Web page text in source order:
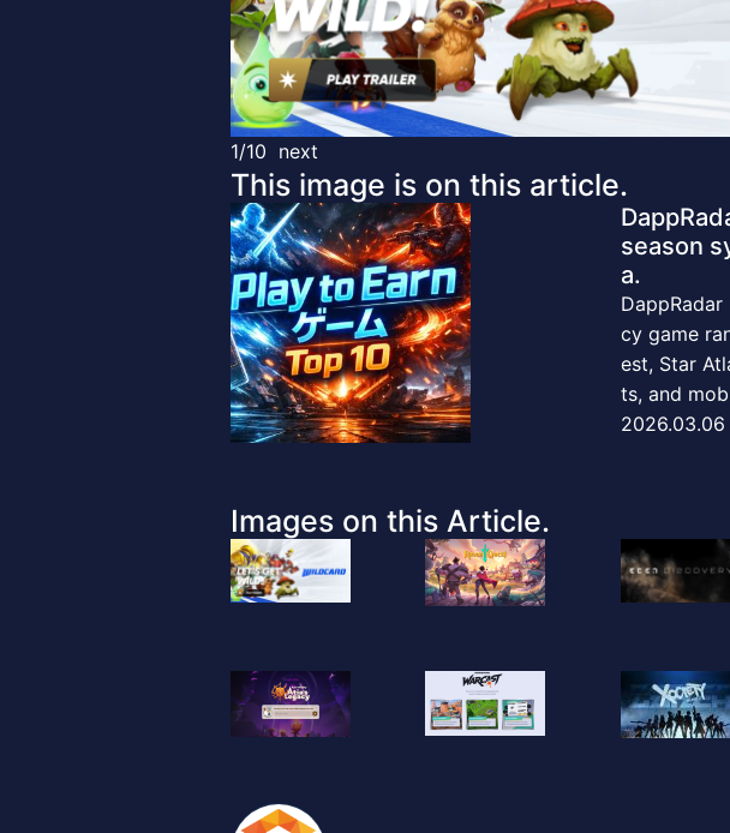
1/10 next
This image is on this article.
season
a.
cy game
est, Star
ts, and
2026.03.06
Images on this Article.